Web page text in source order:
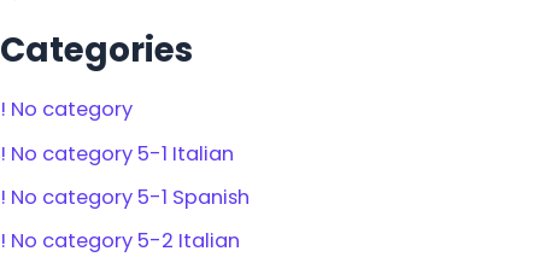
Categories
! No category
! No category 5-1 Italian
! No category 5-1 Spanish
! No category 5-2 Italian